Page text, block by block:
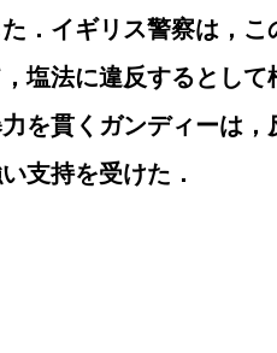
．イギリス警察は，
塩法に違反するとし
を貫くガンディーは
支持を受けた．